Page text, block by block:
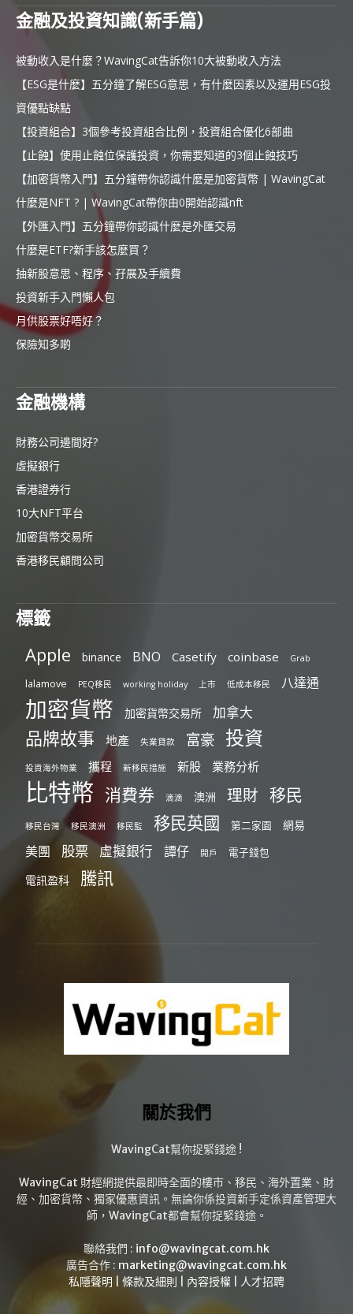
金融及投資知識(新手篇)
被動收入是什麼？WavingCat告訴你10大被動收入方法
【ESG是什麼】五分鐘了解ESG意思，有什麼因素以及運用ESG投
資優點缺點
【投資組合】3個參考投資組合比例，投資組合優化6部曲
【止蝕】使用止蝕位保護投資，你需要知道的3個止蝕技巧
【加密貨幣入門】五分鐘帶你認識什麼是加密貨幣 | WavingCat
什麼是NFT ? | WavingCat帶你由0開始認識nft
【外匯入門】五分鐘帶你認識什麼是外匯交易
什麼是ETF?新手該怎麼買？
抽新股意思、程序、孖展及手續費
投資新手入門懶人包
月供股票好唔好？
保險知多啲
金融機構
財務公司邊間好?
虛擬銀行
香港證券行
10大NFT平台
加密貨幣交易所
香港移民顧問公司
標籤
Apple binance BNO Casetify coinbase Grab
lalamove PEQ移民 working holiday 上市 低成本移民 八達通
加密貨幣 加密貨幣交易所 加拿大
品牌故事 地產 失業貸款 富豪 投資
投資海外物業 攜程 新移民措施 新股 業務分析
比特幣 消費券 滴滴 澳洲 理財 移民
移民台灣 移民澳洲 移民監 移民英國 第二家園 網易
美團 股票 虛擬銀行 譚仔 開戶 電子錢包
電訊盈科 騰訊
關於我們
WavingCat幫你捉緊錢途 !
WavingCat 財經網提供最即時全面的樓市、移民、海外置業、財
經、加密貨幣、獨家優惠資訊。無論你係投資新手定係資產管理大
師，WavingCat都會幫你捉緊錢途。
聯絡我們 : info@wavingcat.com.hk
廣告合作 : marketing@wavingcat.com.hk
私隱聲明
條款及細則 內容授權 人才招聘